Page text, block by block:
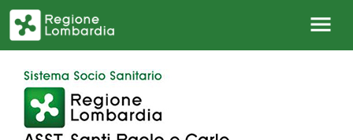
Salta al contenuto principale